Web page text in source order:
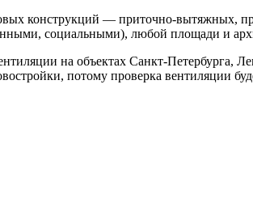
конструкций — приточно-вытяжных,
социальными), любой площади и
на объектах Санкт-Петербурга,
потому проверка вентиляции